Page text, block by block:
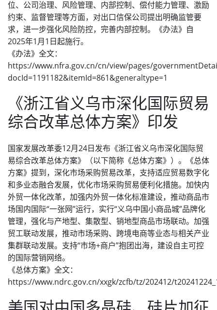
位、公司治理、风险管理、内部控制、偿付能力管理、激励
约束、监督管理等方面，对出口信保公司提出明确监管要
求，进一步强化风险防控，完善内部控制。《办法》自
2025年1月1日起施行。
《办法》全文：
https://www.nfra.gov.cn/cn/view/pages/
docId=1191182&itemId=861&generaltype=1
《浙江省义乌市深化国际贸易
综合改革总体方案》印发
国家发展改革委12月24日发布《浙江省义乌市深化国际贸
易综合改革总体方案》（以下简称《总体方案》）。《总体
方案》提到，深化市场采购贸易改革，支持适应贸易数字化
和多业态融合发展，优化市场采购贸易便利化措施。加快内
外贸一体化改革，加强内外贸一体化标准建设，推动商品市
场国内国际“一张网”运行，实行“义乌中国小商品城”品牌化
管理，强化与产地型、集散型、销地型商品市场联动。加强
贸工联动发展，推动市场采购、跨境电商等业态与相关产业
集群联动发展。支持“市场+商户”抱团出海，建设自主可控
的国际营销网络。
《总体方案》全文：
https://www.ndrc.gov.cn/xxgk/zcfb/tz/202412/